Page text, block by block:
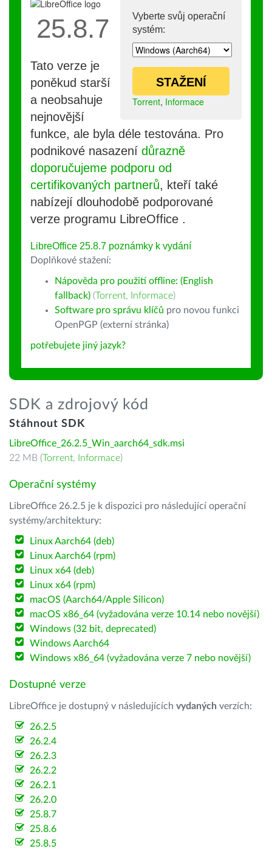
Vyberte svůj operační
systém:
STAŽENÍ
Torrent, Informace
25.8.7
Tato verze je
poněkud starší
a neobsahuje
nejnovější
funkce, ale byla déle testována. Pro
podnikové nasazení důrazně
doporučujeme podporu od
certifikovaných partnerů, kteří také
nabízejí dlouhodobě podporované
verze programu LibreOffice .
LibreOffice 25.8.7 poznámky k vydání
Doplňkové stažení:
Nápověda pro použití offline: (English
fallback) (Torrent, Informace)
Software pro správu klíčů pro novou funkci
OpenPGP (externí stránka)
potřebujete jiný jazyk?
SDK a zdrojový kód
Stáhnout SDK
LibreOffice_26.2.5_Win_aarch64_sdk.msi
22 MB (Torrent, Informace)
Operační systémy
LibreOffice 26.2.5 je k dispozici pro následující operační
systémy/architektury:
Linux Aarch64 (deb)
Linux Aarch64 (rpm)
Linux x64 (deb)
Linux x64 (rpm)
macOS (Aarch64/Apple Silicon)
macOS x86_64 (vyžadována verze 10.14 nebo novější)
Windows (32 bit, deprecated)
Windows Aarch64
Windows x86_64 (vyžadována verze 7 nebo novější)
Dostupné verze
LibreOffice je dostupný v následujících vydaných verzích:
26.2.5
26.2.4
26.2.3
26.2.2
26.2.1
26.2.0
25.8.7
25.8.6
25.8.5